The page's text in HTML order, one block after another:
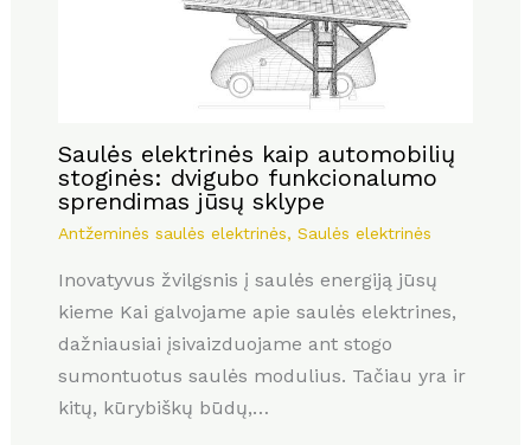
Saulės elektrinės kaip automobilių
stoginės: dvigubo funkcionalumo
sprendimas jūsų sklype
Antžeminės saulės elektrinės, Saulės elektrinės
Inovatyvus žvilgsnis į saulės energiją jūsų
kieme Kai galvojame apie saulės elektrines,
dažniausiai įsivaizduojame ant stogo
sumontuotus saulės modulius. Tačiau yra ir
kitų, kūrybiškų būdų,…